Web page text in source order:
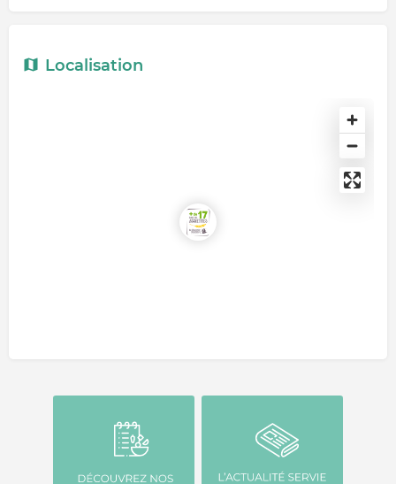
Localisation